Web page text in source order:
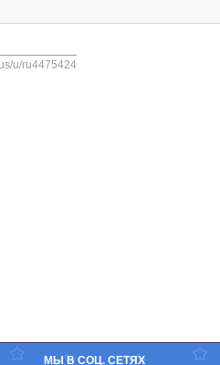
u/ru4475424
МЫ В СОЦ. СЕТЯХ